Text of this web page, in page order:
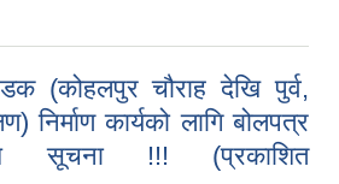
२०७९/०७/०६)
(कोहलपुर चौराह देखि पुर्व,
निर्माण कार्यको लागि बोलपत्र
सूचना !!! (प्रकाशित